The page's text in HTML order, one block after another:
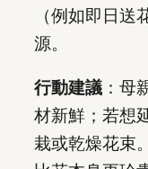
（例如即日
源。
行動建議 ：母
材新鮮；若想
栽或乾燥花束